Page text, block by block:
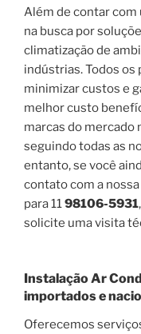
Além de contar
na busca por
climatização de
indústrias. Todos
minimizar custos e
melhor custo
marcas do mercado
seguindo todas as
entanto, se você
contato com a
para 1198106-5931
solicite uma visita
Instalação Ar
importados e
Oferecemos